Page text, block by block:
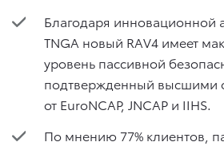
Благодаря инновационной
TNGA новый RAV4 имеет
уровень пассивной
подтвержденный высшими
от EuroNCAP, JNCAP и IIHS.
По мнению 77% клиентов,